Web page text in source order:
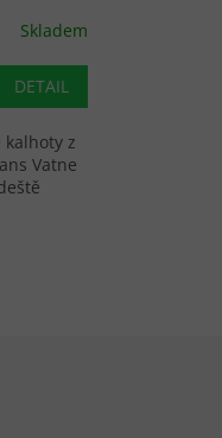
je 4,0 z 5 hvězdiček.
Skladem
DETAIL
kalhoty z
Vatne